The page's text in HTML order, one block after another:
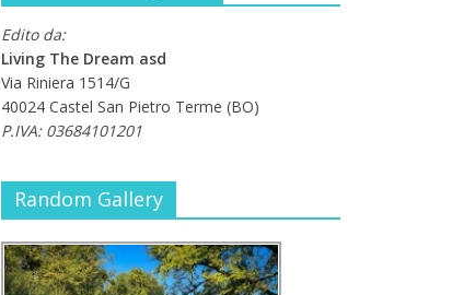
Edito da:
Living The Dream asd
Via Riniera 1514/G
40024 Castel San Pietro Terme (BO)
P.IVA: 03684101201
Random Gallery